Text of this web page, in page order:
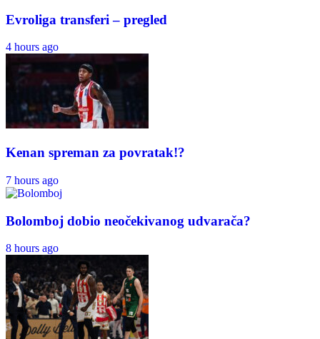
Evroliga transferi – pregled
4 hours ago
Kenan spreman za povratak!?
7 hours ago
Bolomboj dobio neočekivanog udvarača?
8 hours ago